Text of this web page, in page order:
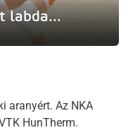
labda...
aranyért. Az NKA
HunTherm.